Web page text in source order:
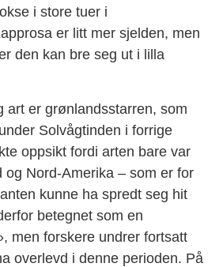
i store tuer i
er litt mer sjelden, men
den kan bre seg ut i lilla
art er grønlandsstarren, som
Solvågtinden i forrige
oppsikt fordi arten bare var
og Nord-Amerika – som er for
kunne ha spredt seg hit
betegnet som en
men forskere undrer fortsatt
overlevd i denne perioden. På